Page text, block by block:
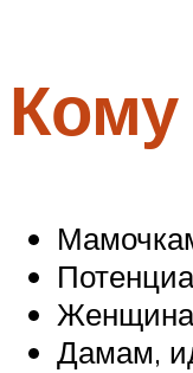
Кому
Дамам,